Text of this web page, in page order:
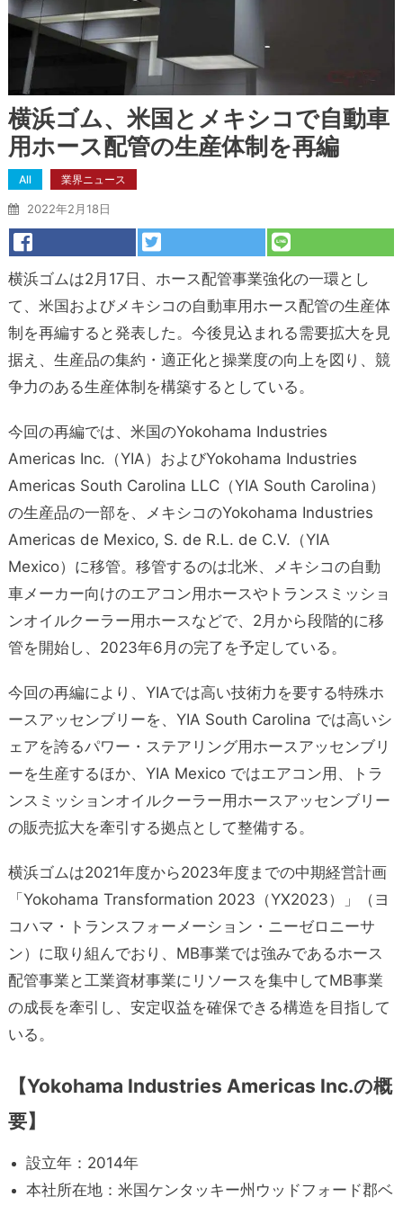
横浜ゴム、米国とメキシコで自動車
用ホース配管の生産体制を再編
All 業界ニュース
2022年2月18日
横浜ゴムは2月17日、ホース配管事業強化の一環とし
て、米国およびメキシコの自動車用ホース配管の生産体
制を再編すると発表した。今後見込まれる需要拡大を見
据え、生産品の集約・適正化と操業度の向上を図り、競
争力のある生産体制を構築するとしている。
今回の再編では、米国のYokohama Industries
Americas Inc.（YIA）およびYokohama Industries
Americas South Carolina LLC（YIA South Carolina）
の生産品の一部を、メキシコのYokohama Industries
Americas de Mexico, S. de R.L. de C.V.（YIA
Mexico）に移管。移管するのは北米、メキシコの自動
車メーカー向けのエアコン用ホースやトランスミッショ
ンオイルクーラー用ホースなどで、2月から段階的に移
管を開始し、2023年6月の完了を予定している。
今回の再編により、YIAでは高い技術力を要する特殊ホ
ースアッセンブリーを、YIA South Carolina では高いシ
ェアを誇るパワー・ステアリング用ホースアッセンブリ
ーを生産するほか、YIA Mexico ではエアコン用、トラ
ンスミッションオイルクーラー用ホースアッセンブリー
の販売拡大を牽引する拠点として整備する。
横浜ゴムは2021年度から2023年度までの中期経営計画
「Yokohama Transformation 2023（YX2023）」（ヨ
コハマ・トランスフォーメーション・ニーゼロニーサ
ン）に取り組んでおり、MB事業では強みであるホース
配管事業と工業資材事業にリソースを集中してMB事業
の成長を牽引し、安定収益を確保できる構造を目指して
いる。
【Yokohama Industries Americas Inc.の概
要】
設立年：2014年
本社所在地：米国ケンタッキー州ウッドフォード郡ベ